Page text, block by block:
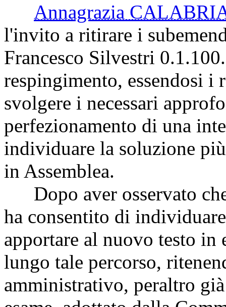
Annagrazia
l'invito a ritirare i
Francesco Silvestri
respingimento, essendosi i
svolgere i necessari
perfezionamento di una
individuare la soluzione
in Assemblea.
Dopo aver osservato
ha consentito di
apportare al nuovo testo in
lungo tale percorso,
amministrativo, peraltro